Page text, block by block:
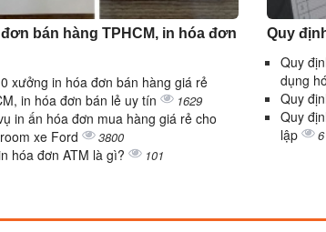
đơn bán hàng TPHCM, in hóa đơn
xưởng in hóa đơn bán hàng giá rẻ
in hóa đơn bán lẻ uy tín
1629
in ấn hóa đơn mua hàng giá rẻ cho
xe Ford
3800
hóa đơn ATM là gì? 101
Quy
Quy
dụng
Quy
Quy
lập